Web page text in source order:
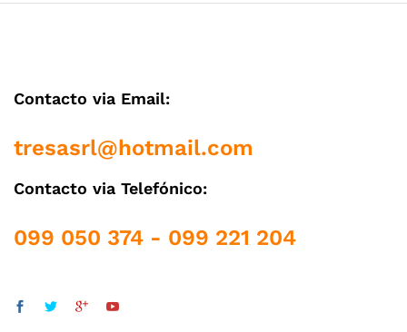
Contacto via Email:
tresasrl@hotmail.com
Contacto via Telefónico:
099 050 374 - 099 221 204